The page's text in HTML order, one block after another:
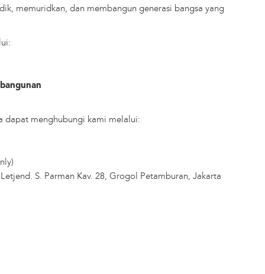
memuridkan, dan membangun generasi bangsa yang
dapat menghubungi kami melalui:
S. Parman Kav. 28, Grogol Petamburan, Jakarta